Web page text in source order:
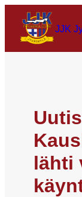
JJK
lähti